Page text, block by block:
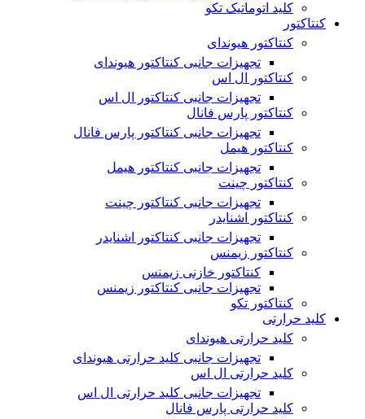
کلید اتوماتیک تکو
کنتاکتور
کنتاکتور هیوندای
تجهیزات جانبی کنتاکتور هیوندای
کنتاکتور ال اس
تجهیزات جانبی کنتاکتور ال اس
کنتاکتور پارس فانال
تجهیزات جانبی کنتاکتور پارس فانال
کنتاکتور هیمل
تجهیزات جانبی کنتاکتور هیمل
کنتاکتور چینت
تجهیزات جانبی کنتاکتور چینت
کنتاکتور اشنایدر
تجهیزات جانبی کنتاکتور اشنایدر
کنتاکتور زیمنس
کنتاکتور خازنی زیمنس
تجهیزات جانبی کنتاکتور زیمنس
کنتاکتور تکو
کلید حرارتی
کلید حرارتی هیوندای
تجهیزات جانبی کلید حرارتی هیوندای
کلید حرارتی ال اس
تجهیزات جانبی کلید حرارتی ال اس
کلید حرارتی پارس فانال